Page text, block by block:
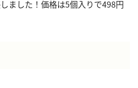
ました！価格は5個入りで498円